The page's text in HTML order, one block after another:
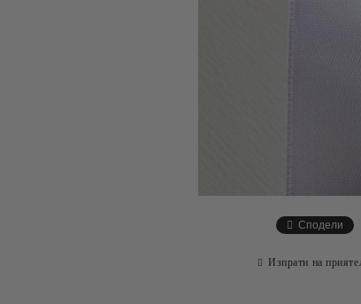
Сподели
Изпрати на